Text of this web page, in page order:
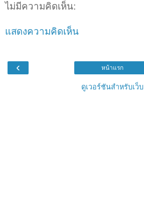
ไม่มีความคิดเห็น:
แสดงความคิดเห็น
‹ หน้าแรก
ดูเวอร์ชันสำหรับเว็บ